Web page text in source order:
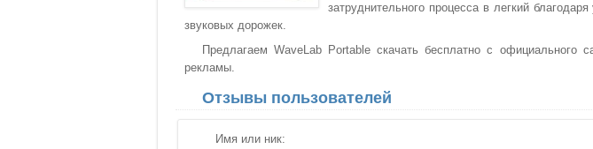
затруднительного процесса в легкий
звуковых дорожек.
Предлагаем WaveLab Portable скачать бесплатно с официального
рекламы.
Отзывы пользователей
Имя или ник: